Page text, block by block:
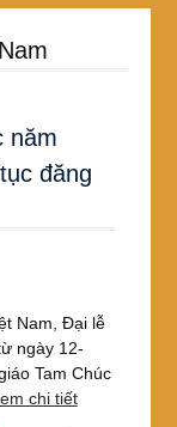
năm
đăng
Nam, Đại lễ
ngày 12-
Tam Chúc
chi tiết